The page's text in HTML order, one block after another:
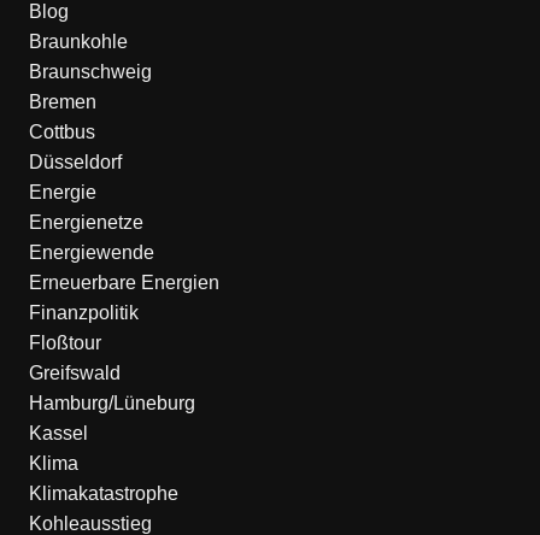
Blog
Braunkohle
Braunschweig
Bremen
Cottbus
Düsseldorf
Energie
Energienetze
Energiewende
Erneuerbare Energien
Finanzpolitik
Floßtour
Greifswald
Hamburg/Lüneburg
Kassel
Klima
Klimakatastrophe
Kohleausstieg